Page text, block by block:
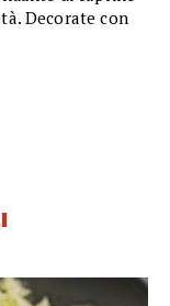
Decorate con